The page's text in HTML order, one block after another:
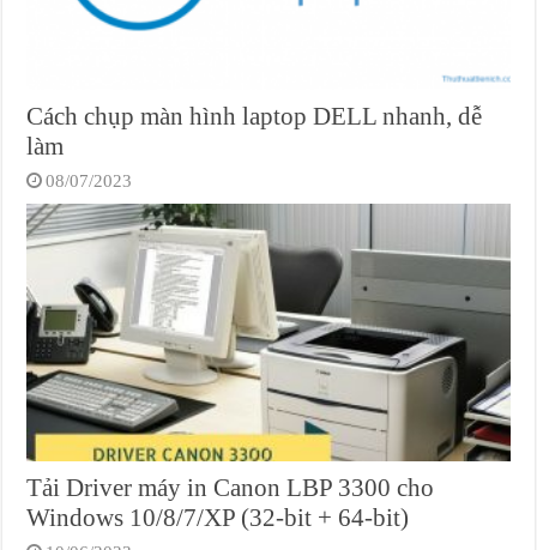
Cách chụp màn hình laptop DELL nhanh, dễ
làm
08/07/2023
Tải Driver máy in Canon LBP 3300 cho
Windows 10/8/7/XP (32-bit + 64-bit)